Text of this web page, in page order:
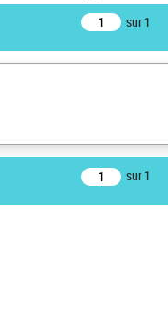
sur 1
sur 1